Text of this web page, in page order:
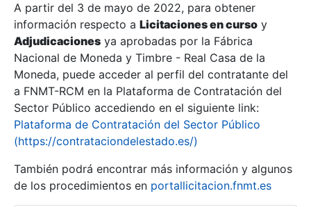
Mostrar/Ocultar
A partir del 3 de mayo de 2022, para obtener
información respecto a Licitaciones en curso y
Adjudicaciones ya aprobadas por la Fábrica
Nacional de Moneda y Timbre - Real Casa de la
Moneda, puede acceder al perfil del contratante del
a FNMT-RCM en la Plataforma de Contratación del
Sector Público accediendo en el siguiente link:
Plataforma de Contratación del Sector Público
(https://contrataciondelestado.es/)
También podrá encontrar más información y algunos
de los procedimientos en portallicitacion.fnmt.es